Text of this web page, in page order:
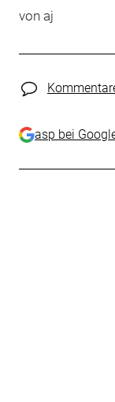
von aj
asp bei